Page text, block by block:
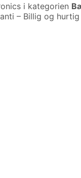
i kategorien
– Billig og